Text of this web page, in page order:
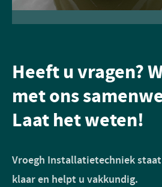
Heeft u vragen?
met ons
Laat het weten!
Vroegh Installatietechniek
klaar en helpt u vakkundig.